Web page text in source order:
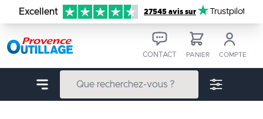
Aller au contenu
Excellent 27545 avis sur Trustpilot
CONTACT PANIER COMPTE